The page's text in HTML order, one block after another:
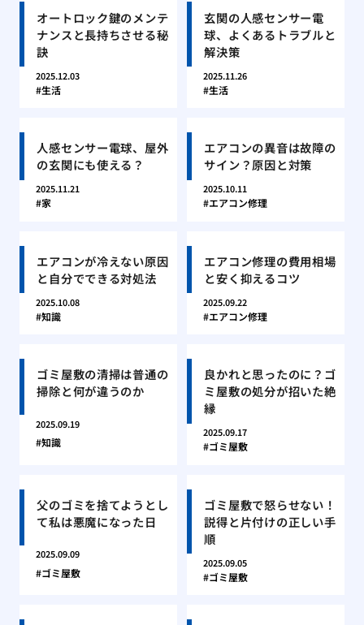
オートロック鍵のメンテ
ナンスと長持ちさせる秘
訣
2025.12.03
生活
玄関の人感センサー電
球、よくあるトラブルと
解決策
2025.11.26
生活
人感センサー電球、屋外
の玄関にも使える？
2025.11.21
家
エアコンの異音は故障の
サイン？原因と対策
2025.10.11
エアコン修理
エアコンが冷えない原因
と自分でできる対処法
2025.10.08
知識
エアコン修理の費用相場
と安く抑えるコツ
2025.09.22
エアコン修理
ゴミ屋敷の清掃は普通の
掃除と何が違うのか
2025.09.19
知識
良かれと思ったのに？ゴ
ミ屋敷の処分が招いた絶
縁
2025.09.17
ゴミ屋敷
父のゴミを捨てようとし
て私は悪魔になった日
2025.09.09
ゴミ屋敷
ゴミ屋敷で怒らせない！
説得と片付けの正しい手
順
2025.09.05
ゴミ屋敷